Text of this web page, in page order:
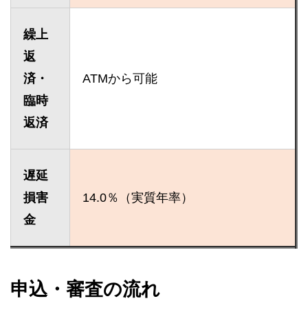
繰上
返
済・
臨時
返済
ATMから可能
遅延
損害
金
14.0％（実質年率）
申込・審査の流れ